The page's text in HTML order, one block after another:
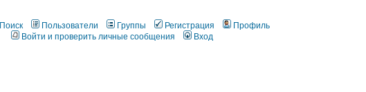
Поиск Пользователи Группы Регистрация
Профиль
Войти и проверить личные сообщения
Вход